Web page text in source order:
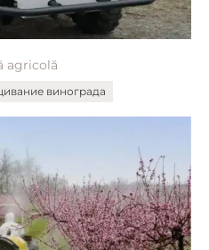
agricolă
винограда